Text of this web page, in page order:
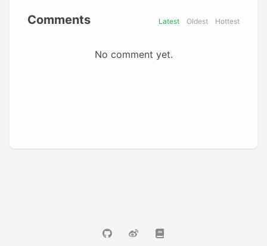
Comments Latest Oldest Hottest
No comment yet.